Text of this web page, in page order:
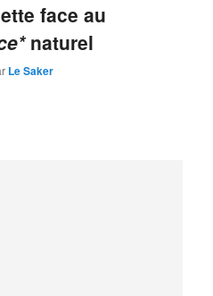
face au
naturel
Le Saker